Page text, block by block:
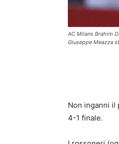
AC Milans Brahim
Giuseppe Meazza
Non inganni il
4-1 finale.